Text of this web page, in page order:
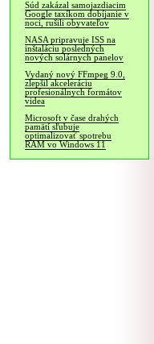
Súd zakázal samojazdiacim
Google taxíkom dobíjanie v
noci, rušili obyvateľov
NASA pripravuje ISS na
inštaláciu posledných
nových solárnych panelov
Vydaný nový FFmpeg 9.0,
zlepšil akceleráciu
profesionálnych formátov
videa
Microsoft v čase drahých
pamätí sľubuje
optimalizovať spotrebu
RAM vo Windows 11